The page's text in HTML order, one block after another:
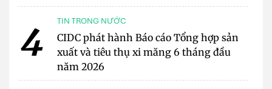
4 TIN TRONG NƯỚC
CIDC phát hành Báo cáo Tổng hợp sản
xuất và tiêu thụ xi măng 6 tháng đầu
năm 2026